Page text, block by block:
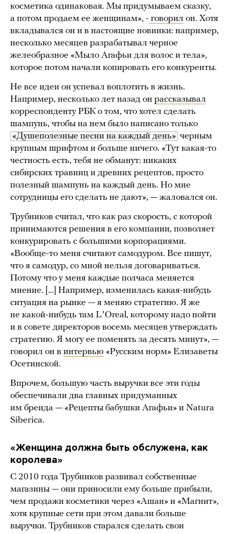
косметика одинаковая. Мы придумываем сказку,
а потом продаем ее женщинам», - говорил он. Хотя
вкладывался он и в настоящие новинки: например,
несколько месяцев разрабатывал черное
желеобразное «Мыло Агафьи для волос и тела»,
которое потом начали копировать его конкуренты.
Не все идеи он успевал воплотить в жизнь.
Например, несколько лет назад он рассказывал
корреспонденту РБК о том, что хотел сделать
шампунь, чтобы на нем было написано только
«Душеполезные песни на каждый день» черным
крупным шрифтом и больше ничего. «Тут какая-то
честность есть, тебя не обманут: никаких
сибирских травниц и древних рецептов, просто
полезный шампунь на каждый день. Но мне
сотрудницы его сделать не дают», — жаловался он.​
Трубников считал, что как раз скорость, с которой
принимаются решения в его компании, позволяет
конкурировать с большими корпорациями.
«Вообще-то меня считают самодуром. Все пишут,
что я самодур, со мной нельзя договариваться.
Потому что у меня каждые полчаса меняется
мнение. […] Например, изменилась какая-нибудь
ситуация на рынке — я меняю стратегию. Я же
не какой-нибудь там LʼOreal, которому надо пойти
и в совете директоров восемь месяцев утверждать
стратегию. Я могу ее поменять за десять минут», —
говорил он в интервью «Русским норм» Елизаветы
Осетинской.
Впрочем, большую часть выручки все эти годы
обеспечивали два главных придуманных
им бренда — «Рецепты бабушки Агафьи» и Natura
Siberica.
«Женщина должна быть обслужена, как
королева»
С 2010 года Трубников развивал собственные
магазины — они приносили ему больше прибыли,
чем продажи косметики через «Ашан» и «Магнит»,
хотя крупные сети при этом давали больше
выручки. Трубников старался сделать свои